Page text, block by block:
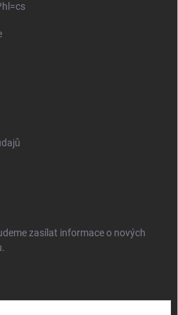
zasílat informace o nových